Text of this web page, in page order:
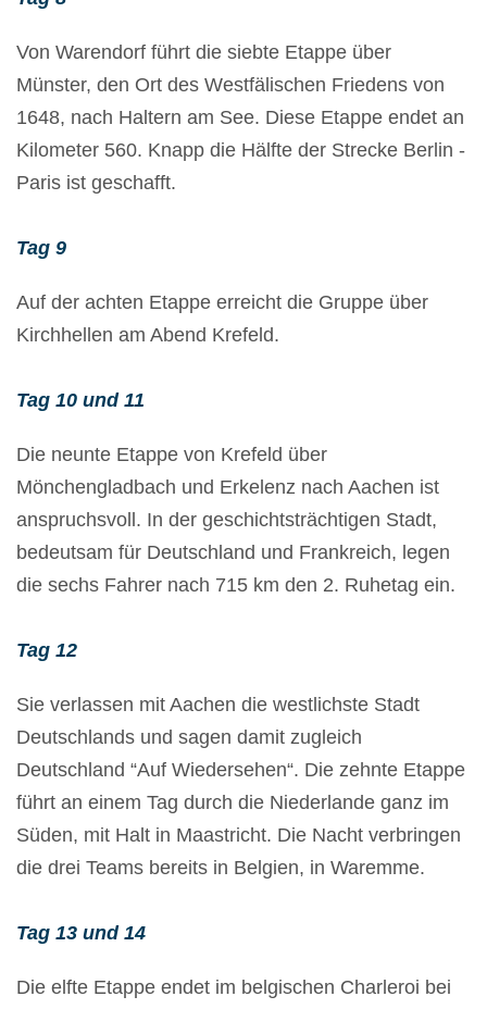
Von Warendorf führt die siebte Etappe über
Münster, den Ort des Westfälischen Friedens von
1648, nach Haltern am See. Diese Etappe endet an
Kilometer 560. Knapp die Hälfte der Strecke Berlin -
Paris ist geschafft.
Tag 9
Auf der achten Etappe erreicht die Gruppe über
Kirchhellen am Abend Krefeld.
Tag 10 und 11
Die neunte Etappe von Krefeld über
Mönchengladbach und Erkelenz nach Aachen ist
anspruchsvoll. In der geschichtsträchtigen Stadt,
bedeutsam für Deutschland und Frankreich, legen
die sechs Fahrer nach 715 km den 2. Ruhetag ein.
Tag 12
Sie verlassen mit Aachen die westlichste Stadt
Deutschlands und sagen damit zugleich
Deutschland “Auf Wiedersehen“. Die zehnte Etappe
führt an einem Tag durch die Niederlande ganz im
Süden, mit Halt in Maastricht. Die Nacht verbringen
die drei Teams bereits in Belgien, in Waremme.
Tag 13 und 14
Die elfte Etappe endet im belgischen Charleroi bei